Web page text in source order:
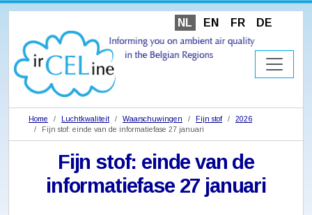
NL EN FR DE
Home Luchtkwaliteit Waarschuwingen Fijn stof
2026
Fijn stof: einde van de informatiefase 27 januari
Fijn stof: einde van de
informatiefase 27 januari